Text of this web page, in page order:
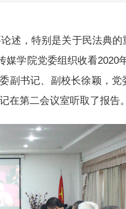
述，特别是关于民法典的
学院党委组织收看2020
副书记、副校长徐颖，党
在第二会议室听取了报告。